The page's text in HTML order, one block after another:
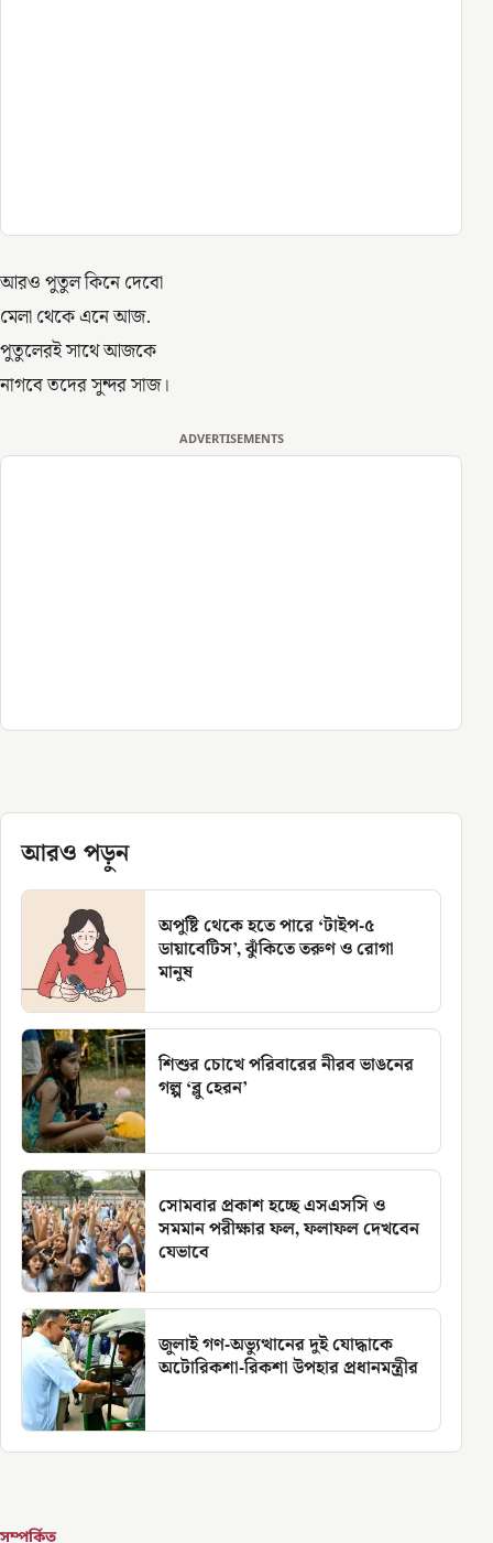
আরও পুতুল কিনে দেবো
মেলা থেকে এনে আজ.
পুতুলেরই সাথে আজকে
নাগবে তদের সুন্দর সাজ।
ADVERTISEMENTS
আরও পড়ুন
অপুষ্টি থেকে হতে পারে ‘টাইপ-৫
ডায়াবেটিস’, ঝুঁকিতে তরুণ ও রোগা
মানুষ
শিশুর চোখে পরিবারের নীরব ভাঙনের
গল্প ‘ব্লু হেরন’
সোমবার প্রকাশ হচ্ছে এসএসসি ও
সমমান পরীক্ষার ফল, ফলাফল দেখবেন
যেভাবে
জুলাই গণ-অভ্যুত্থানের দুই যোদ্ধাকে
অটোরিকশা-রিকশা উপহার প্রধানমন্ত্রীর
সম্পর্কিত